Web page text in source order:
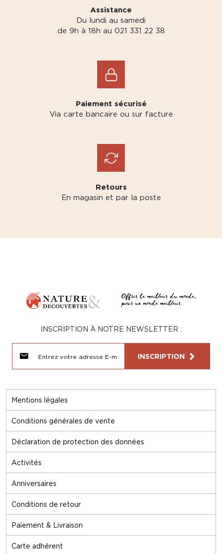
Assistance
Du lundi au samedi
de 9h à 18h au 021 331 22 38
Paiement sécurisé
Via carte bancaire ou sur facture
Retours
En magasin et par la poste
Mentions légales
Conditions générales de vente
Déclaration de protection des données
Activités
Anniversaires
Conditions de retour
Paiement & Livraison
Carte adhérent
INSCRIPTION À NOTRE NEWSLETTER :
INSCRIPTION